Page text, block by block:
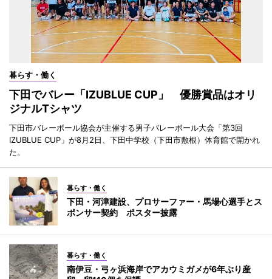
暮らす・働く
下田でバレー「IZUBLUE CUP」 優勝賞品はオリ
ジナルTシャツ
下田市バレーボール協会が主催する男子バレーボール大会「第3回
IZUBLUE CUP」が8月2日、下田中学校（下田市敷根）体育館で開かれ
た。
暮らす・働く
下田・河津建設、プロサーファー・馬場心選手とス
ポンサー契約 ポスター披露
暮らす・働く
南伊豆・弓ヶ浜海岸でアカウミガメが6年ぶり産